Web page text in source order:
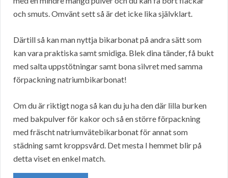
och smuts. Omvänt sett så är det icke lika självklart.
Därtill så kan man nyttja bikarbonat på andra sätt som
kan vara praktiska samt smidiga. Blek dina tänder, få bukt
med salta uppstötningar samt bona silvret med samma
förpackning natriumbikarbonat!
Om du är riktigt noga så kan du ju ha den där lilla burken
med bakpulver för kakor och så en större förpackning
med fräscht natriumvätebikarbonat för annat som
städning samt kroppsvård. Det mesta I hemmet blir på
detta viset en enkel match.